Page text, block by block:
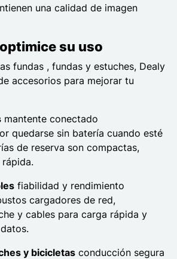
una calidad de imagen
su uso
fundas , fundas y estuches, Dealy
accesorios para mejorar tu
mantente conectado
quedarse sin batería cuando esté
de reserva son compactas,
fiabilidad y rendimiento
cargadores de red,
y cables para carga rápida y
y bicicletas conducción segura